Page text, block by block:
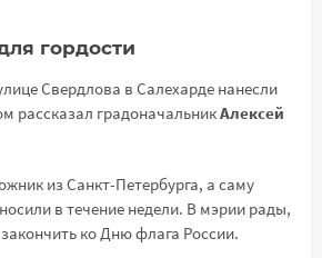
гордости
Свердлова в Салехарде нанесли
рассказал градоначальникАлексей
из Санкт-Петербурга, а саму
в течение недели. В мэрии рады,
ко Дню флага России.